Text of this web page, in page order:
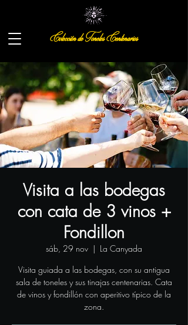
Colección de Toneles Centenarios
Visita a las bodegas
con cata de 3 vinos +
Fondillon
sáb, 29 nov
  |
La Canyada
Visita guiada a las bodegas, con su antigua
sala de toneles y sus tinajas centenarias. Cata
de vinos y fondillón con aperitivo típico de la
zona.